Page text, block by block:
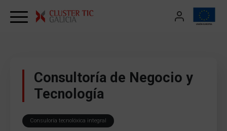
Consultoría de Negocio y
Tecnología
Consuloría tecnolóxica integral